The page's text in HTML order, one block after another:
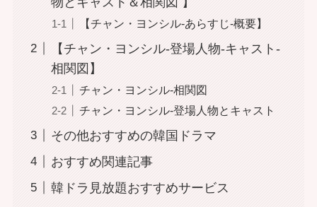
【チャン・ヨンシル-あらすじ-概要】
【チャン・ヨンシル-登場人物-キャスト-
相関図】
チャン・ヨンシル-相関図
チャン・ヨンシル-登場人物とキャスト
その他おすすめの韓国ドラマ
おすすめ関連記事
韓ドラ見放題おすすめサービス